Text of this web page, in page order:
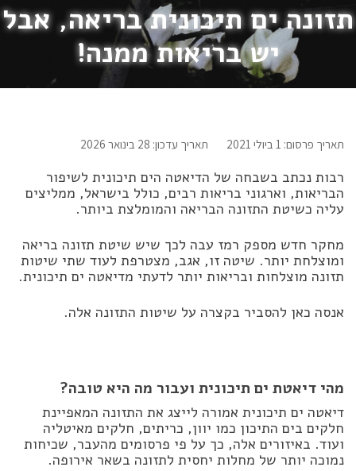
תזונה ים תיכונית בריאה, אבל
יש בריאות ממנה!
תאריך פרסום: 1 ביולי 2021 תאריך עדכון: 28 בינואר 2026
רבות נכתב בשבחה של הדיאטה הים תיכונית לשיפור
הבריאות, וארגוני בריאות רבים, כולל בישראל, ממליצים
עליה כשיטת התזונה הבריאה והמומלצת ביותר.
מחקר חדש מספק רמז עבה לכך שיש שיטת תזונה בריאה
ומוצלחת יותר. שיטה זו, אגב, מצטרפת לעוד שתי שיטות
תזונה מוצלחות ובריאות יותר לדעתי מדיאטה ים תיכונית.
אנסה כאן להסביר בקצרה על שיטות התזונה אלה.
מהי דיאטת ים תיכונית ועבור מה היא טובה?
דיאטה ים תיכונית אמורה לייצג את התזונה המאפיינת
חלקים בים התיכון כמו יוון, כריתים, חלקים מאיטליה
ועוד. באיזורים אלה, כך על פי פרסומים מהעבר, שכיחות
נמוכה יותר של מחלות יחסית לתזונה בשאר אירופה.